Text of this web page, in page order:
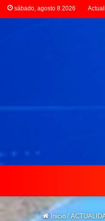
sábado, agosto 8 2026
Inicio /